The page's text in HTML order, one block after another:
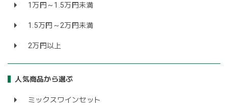
1万円～1.5万円未満
1.5万円～2万円未満
2万円以上
人気商品から選ぶ
ミックスワインセット